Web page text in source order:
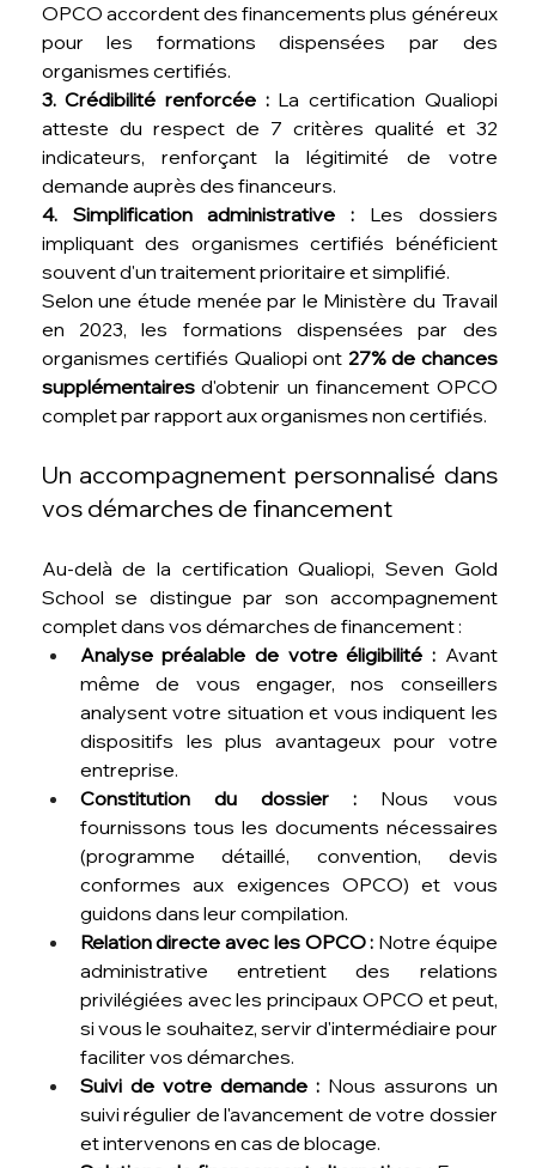
OPCO accordent des financements plus généreux
pour les formations dispensées par des
organismes certifiés.
3. Crédibilité renforcée : La certification Qualiopi
atteste du respect de 7 critères qualité et 32
indicateurs, renforçant la légitimité de votre
demande auprès des financeurs.
4. Simplification administrative : Les dossiers
impliquant des organismes certifiés bénéficient
souvent d'un traitement prioritaire et simplifié.
Selon une étude menée par le Ministère du Travail
en 2023, les formations dispensées par des
organismes certifiés Qualiopi ont 27% de chances
supplémentaires d'obtenir un financement OPCO
complet par rapport aux organismes non certifiés.
Un accompagnement personnalisé dans
vos démarches de financement
Au-delà de la certification Qualiopi, Seven Gold
School se distingue par son accompagnement
complet dans vos démarches de financement :
Analyse préalable de votre éligibilité : Avant
même de vous engager, nos conseillers
analysent votre situation et vous indiquent les
dispositifs les plus avantageux pour votre
entreprise.
Constitution du dossier : Nous vous
fournissons tous les documents nécessaires
(programme détaillé, convention, devis
conformes aux exigences OPCO) et vous
guidons dans leur compilation.
Relation directe avec les OPCO : Notre équipe
administrative entretient des relations
privilégiées avec les principaux OPCO et peut,
si vous le souhaitez, servir d'intermédiaire pour
faciliter vos démarches.
Suivi de votre demande : Nous assurons un
suivi régulier de l'avancement de votre dossier
et intervenons en cas de blocage.